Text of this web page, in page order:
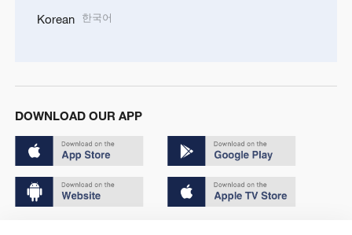
Korean 한국어
DOWNLOAD OUR APP